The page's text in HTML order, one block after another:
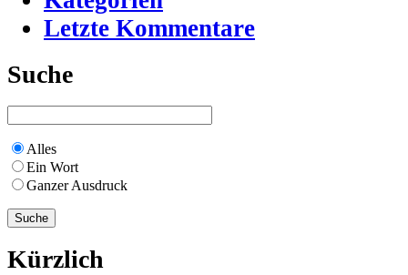
Letzte Kommentare
Suche
Alles
Ein Wort
Ganzer Ausdruck
Kürzlich